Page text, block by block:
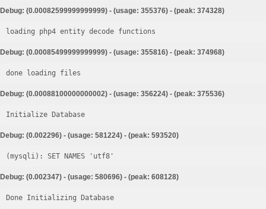
Debug: (0.00082599999999999) - (usage: 355376) - (peak: 374328)
loading php4 entity decode functions
Debug: (0.00085499999999999) - (usage: 355816) - (peak: 374968)
done loading files
Debug: (0.00088100000000002) - (usage: 356224) - (peak: 375536)
Initialize Database
Debug: (0.002296) - (usage: 581224) - (peak: 593520)
Debug: (0.002347) - (usage: 580696) - (peak: 608128)
Done Initializing Database